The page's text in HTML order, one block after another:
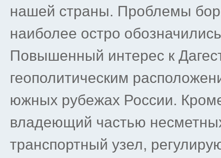
нашей страны. Проблемы
наиболее остро
Повышенный интерес к
геополитическим
южных рубежах России.
владеющий частью
транспортный узел,